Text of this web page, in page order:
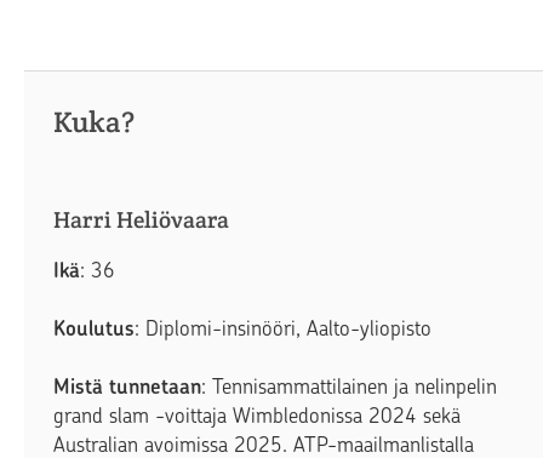
Kuka?
Harri Heliövaara
Ikä: 36
Koulutus: Diplomi-insinööri, Aalto-yliopisto
Mistä tunnetaan: Tennisammattilainen ja nelinpelin
grand slam -voittaja Wimbledonissa 2024 sekä
Australian avoimissa 2025. ATP-maailmanlistalla